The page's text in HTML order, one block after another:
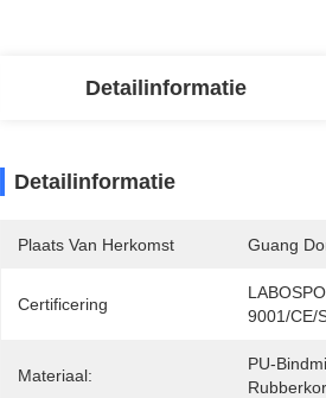
Detailinformatie
Detailinformatie
Plaats Van Herkomst Guang
Certificering
9001/CE/
Materiaal:
PU-